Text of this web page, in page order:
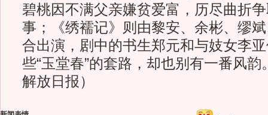
碧桃因不满父亲嫌贫爱富，历尽曲折
事；《绣襦记》则由黎安、余彬、缪
合出演，剧中的书生郑元和与妓女李
些“玉堂春”的套路，却也别有一番风
解放日报）